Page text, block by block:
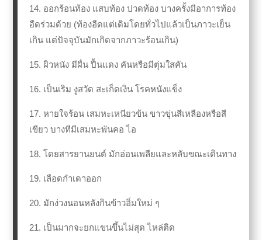
14. ออกร้อนท้อง แสบท้อง ปวดท้อง บางครั้งมีอาการท้อง
อืดร่วมด้วย (ท้องอืดแต่เดิมโดยทั่วไปแล้วเป็นภาวะเย็น
เกิน แต่ปัจจุบันมักเกิดจากภาวะร้อนเกิน)
15. ผิวหนัง มีผื่น ปื้นแดง คันหรือมีตุ่มใสคัน
16. เป็นเริม งูสวัด สะเก็ดเงิน โรคหนังแข็ง
17. หายใจร้อน เสมหะเหนียวข้น ขาวขุ่นสีเหลืองหรือสี
เขียว บางทีมีเสมหะพันคอ ไอ
18. โดยสารยานยนต์ มักอ่อนเพลียและหลับขณะเดินทาง
19. เลือดกำเดาออก
20. มักง่วงนอนหลังกินข้าวอิ่มใหม่ ๆ
21. เป็นมากจะยกแขนขึ้นไม่สุด ไหล่ติด